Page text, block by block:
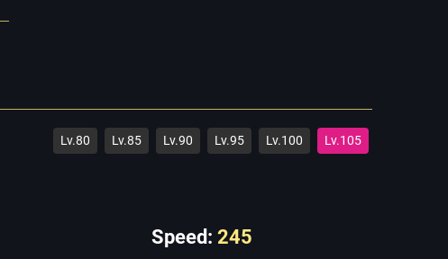
Lv.80 Lv.85 Lv.90 Lv.95 Lv.100 Lv.105
Speed: 245